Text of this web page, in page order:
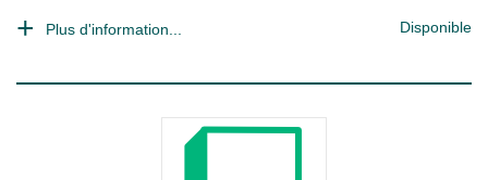
Plus d'information... Disponible